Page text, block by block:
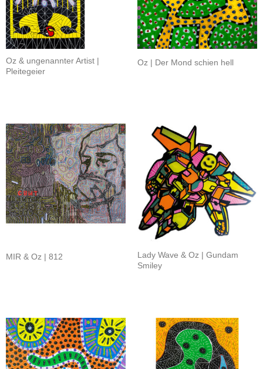
Oz & ungenannter Artist |
Pleitegeier
Oz | Der Mond schien hell
MIR & Oz | 812
Lady Wave & Oz | Gundam
Smiley